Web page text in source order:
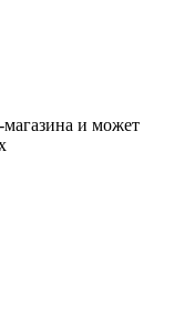
магазина и может